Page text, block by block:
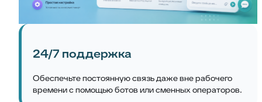
24/7 поддержка
Обеспечьте постоянную связь даже вне рабочего
времени с помощью ботов или сменных операторов.